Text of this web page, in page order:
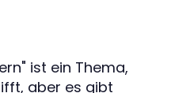
ist ein Thema,
aber es gibt